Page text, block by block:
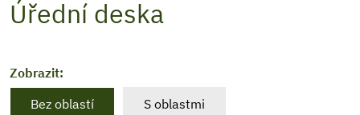
Úřední deska
Zobrazit:
Bez oblastí
S oblastmi